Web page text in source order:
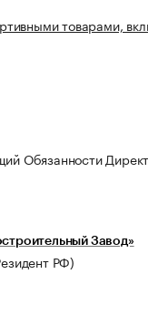
товарами,
Обязанности
Завод»
РФ)